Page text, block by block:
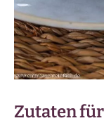
Zutaten